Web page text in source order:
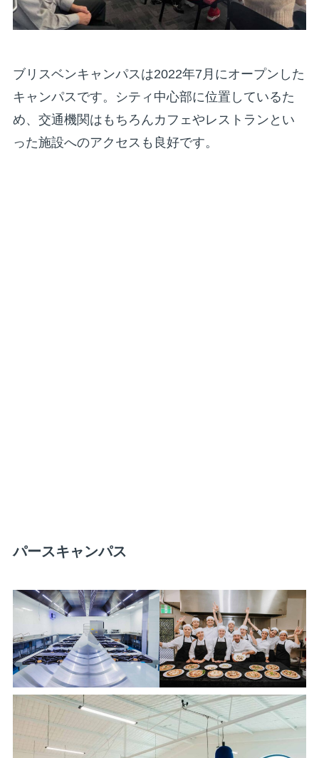
ブリスベンキャンパスは2022年7月にオープンした
キャンパスです。シティ中心部に位置しているた
め、交通機関はもちろんカフェやレストランとい
った施設へのアクセスも良好です。
パースキャンパス